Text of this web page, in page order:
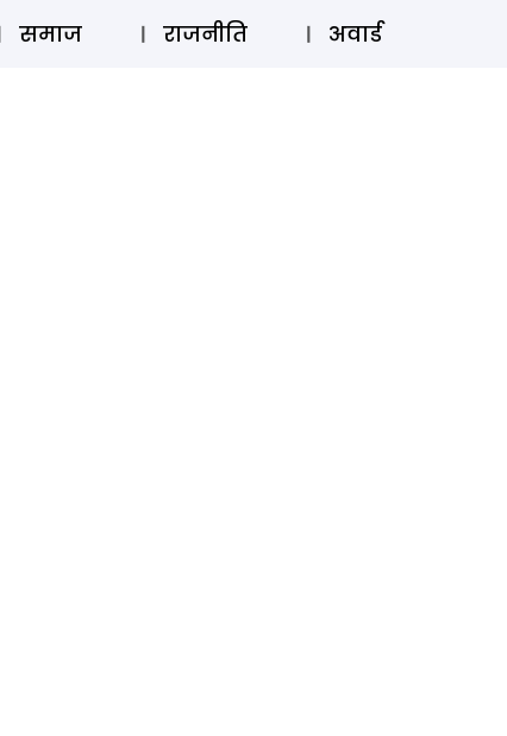
लॉग इन ⚲ SUBSCRIBE
समाज राजनीति अवार्ड